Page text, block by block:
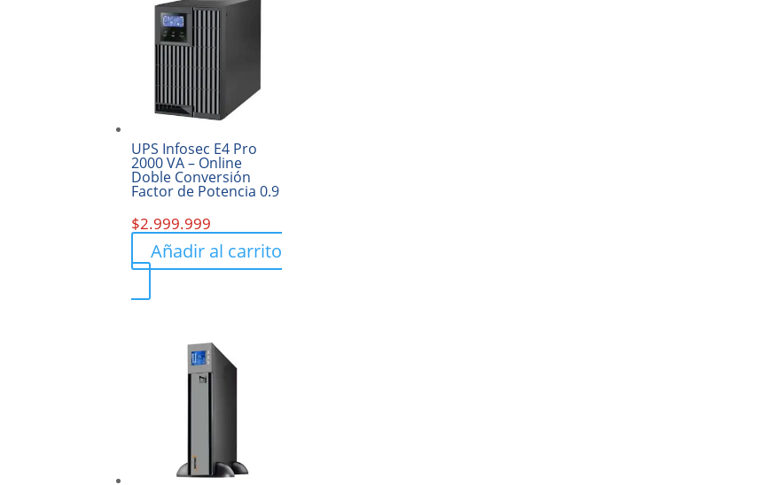
UPS Infosec E4 Pro
2000 VA – Online
Doble Conversión
Factor de Potencia 0.9
$2.999.999
Añadir al carrito